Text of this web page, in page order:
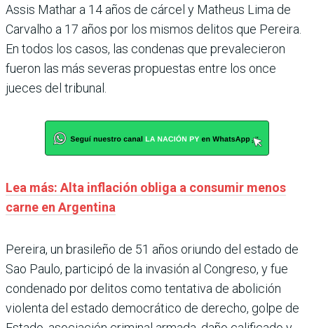
Assis Mathar a 14 años de cárcel y Matheus Lima de
Carvalho a 17 años por los mismos delitos que Pereira.
En todos los casos, las condenas que prevalecieron
fueron las más severas propuestas entre los once
jueces del tribunal.
Lea más: Alta inflación obliga a consumir menos
carne en Argentina
Pereira, un brasileño de 51 años oriundo del estado de
Sao Paulo, participó de la invasión al Congreso, y fue
condenado por delitos como tentativa de abolición
violenta del estado democrático de derecho, golpe de